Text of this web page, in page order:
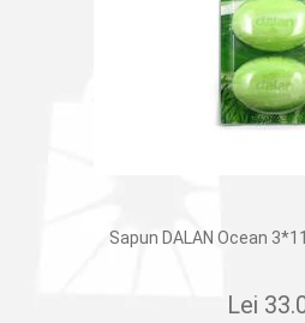
Sapun DALAN Ocean
Lei